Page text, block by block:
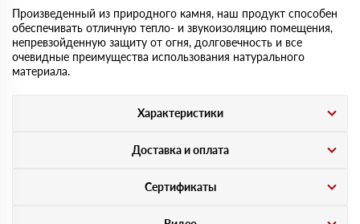
Произведенный из природного камня, наш продукт способен
обеспечивать отличную тепло- и звукоизоляцию помещения,
непревзойденную защиту от огня, долговечность и все
очевидные преимущества использования натурального
материала.
Характеристики
Доставка и оплата
Сертификаты